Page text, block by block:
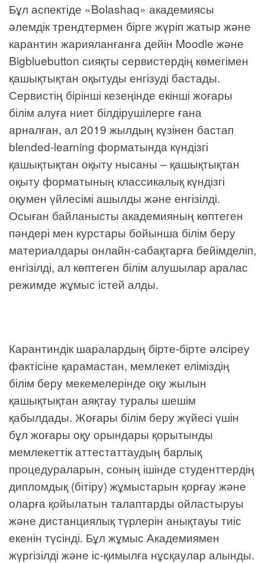
Бұл аспектіде «Bolashaq» академиясы
әлемдік трендтермен бірге жүріп жатыр және
карантин жарияланғанға дейін Moodle және
Bigbluebutton сияқты сервистердің көмегімен
қашықтықтан оқытуды енгізуді бастады.
Сервистің бірінші кезеңінде екінші жоғары
білім алуға ниет білдірушілерге ғана
арналған, ал 2019 жылдың күзінен бастап
blended-learning форматында күндізгі
қашықтықтан оқыту нысаны – қашықтықтан
оқыту форматының классикалық күндізгі
оқумен үйлесімі ашылды және енгізілді.
Осыған байланысты академияның көптеген
пәндері мен курстары бойынша білім беру
материалдары онлайн-сабақтарға бейімделіп,
енгізілді, ал көптеген білім алушылар аралас
режимде жұмыс істей алды.
Карантиндік шаралардың бірте-бірте әлсіреу
фактісіне қарамастан, мемлекет еліміздің
білім беру мекемелерінде оқу жылын
қашықтықтан аяқтау туралы шешім
қабылдады. Жоғары білім беру жүйесі үшін
бұл жоғары оқу орындары қорытынды
мемлекеттік аттестаттаудың барлық
процедураларын, соның ішінде студенттердің
дипломдық (бітіру) жұмыстарын қорғау және
оларға қойылатын талаптарды ойластыруы
және дистанциялық түрлерін анықтауы тиіс
екенін түсінді. Бұл жұмыс Академиямен
жүргізілді және іс-қимылға нұсқаулар алынды.